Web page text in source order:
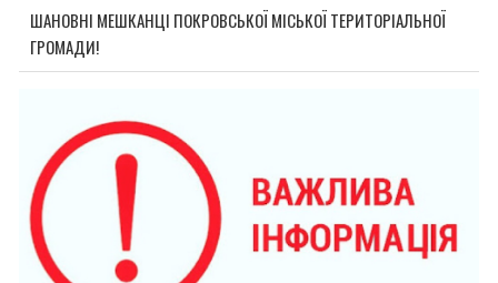
ШАНОВНІ МЕШКАНЦІ ПОКРОВСЬКОЇ МІСЬКОЇ ТЕРИТОРІАЛЬНОЇ
ГРОМАДИ!